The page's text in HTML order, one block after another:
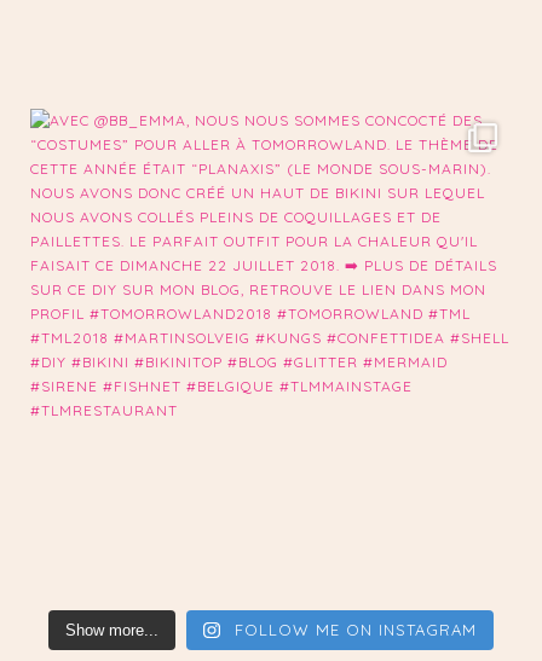
Show more... FOLLOW ME ON INSTAGRAM